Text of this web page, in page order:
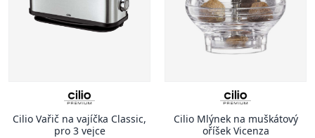
Cilio Vařič na vajíčka Classic,
pro 3 vejce
Cilio Mlýnek na muškátový
oříšek Vicenza